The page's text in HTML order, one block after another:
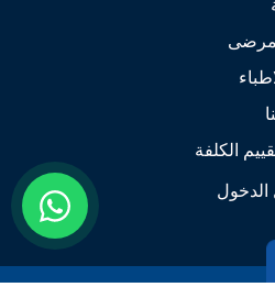
الكلفة
© 2026 كيور انديا. كل الحقوق محفوظة | 206 ، يونيتك